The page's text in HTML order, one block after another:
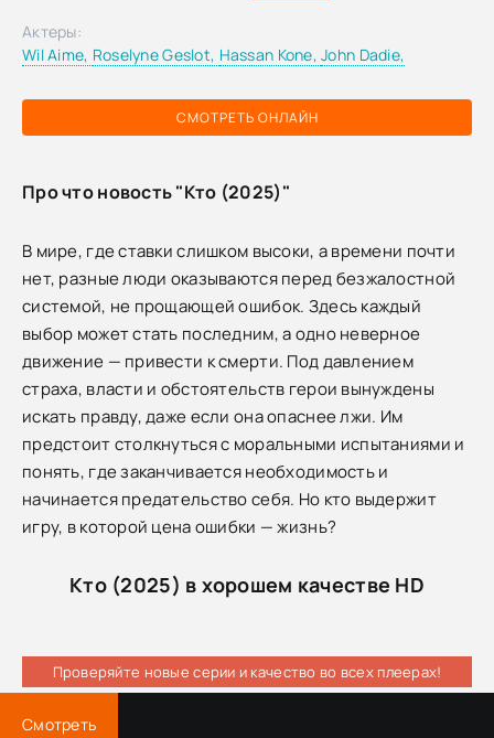
СМОТРЕТЬ ОНЛАЙН
Актеры:
Wil Aime, Roselyne Geslot, Hassan Kone,John Dadie,
Про что новость "Кто (2025)"
В мире, где ставки слишком высоки, а времени почти
нет, разные люди оказываются перед безжалостной
системой, не прощающей ошибок. Здесь каждый
выбор может стать последним, а одно неверное
движение — привести к смерти. Под давлением
страха, власти и обстоятельств герои вынуждены
искать правду, даже если она опаснее лжи. Им
предстоит столкнуться с моральными испытаниями и
понять, где заканчивается необходимость и
начинается предательство себя. Но кто выдержит
игру, в которой цена ошибки — жизнь?
Кто (2025) в хорошем качестве HD
Проверяйте новые серии и качество во всех плеерах!
Смотреть